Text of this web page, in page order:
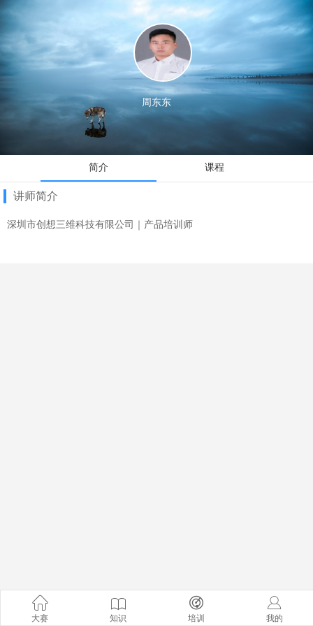
周东东
简介 课程
讲师简介
深圳市创想三维科技有限公司｜产品培训师
大赛 知识 培训 我的